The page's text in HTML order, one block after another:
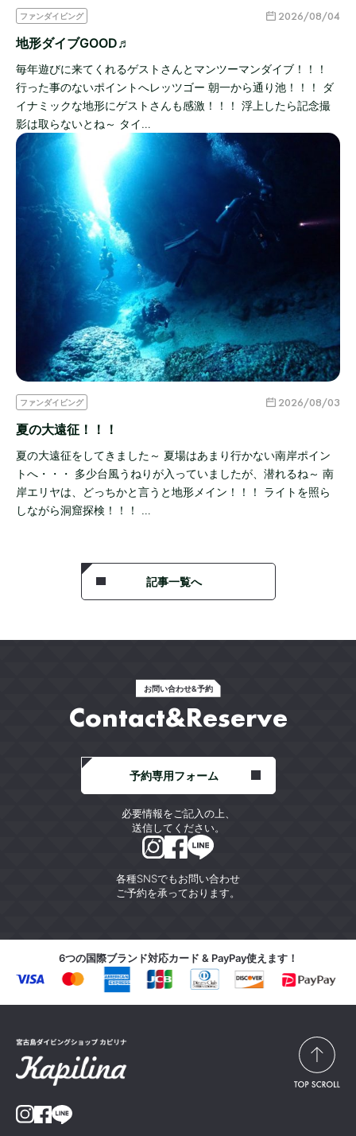
ファンダイビング 2026/08/04
地形ダイブGOOD♬
毎年遊びに来てくれるゲストさんとマンツーマンダイブ！！！
行った事のないポイントへレッツゴー 朝一から通り池！！！ ダ
イナミックな地形にゲストさんも感激！！！ 浮上したら記念撮
影は取らないとね～ タイ…
ファンダイビング 2026/08/03
夏の大遠征！！！
夏の大遠征をしてきました～ 夏場はあまり行かない南岸ポイン
トへ・・・ 多少台風うねりが入っていましたが、潜れるね～ 南
岸エリヤは、どっちかと言うと地形メイン！！！ ライトを照ら
しながら洞窟探検！！！ …
記事一覧へ
お問い合わせ&予約
Contact&Reserve
各種SNSでもお問い合わせ
ご予約を承っております。
予約専用フォーム
必要情報をご記入の上、
送信してください。
6つの国際ブランド対応カード & PayPay使えます！